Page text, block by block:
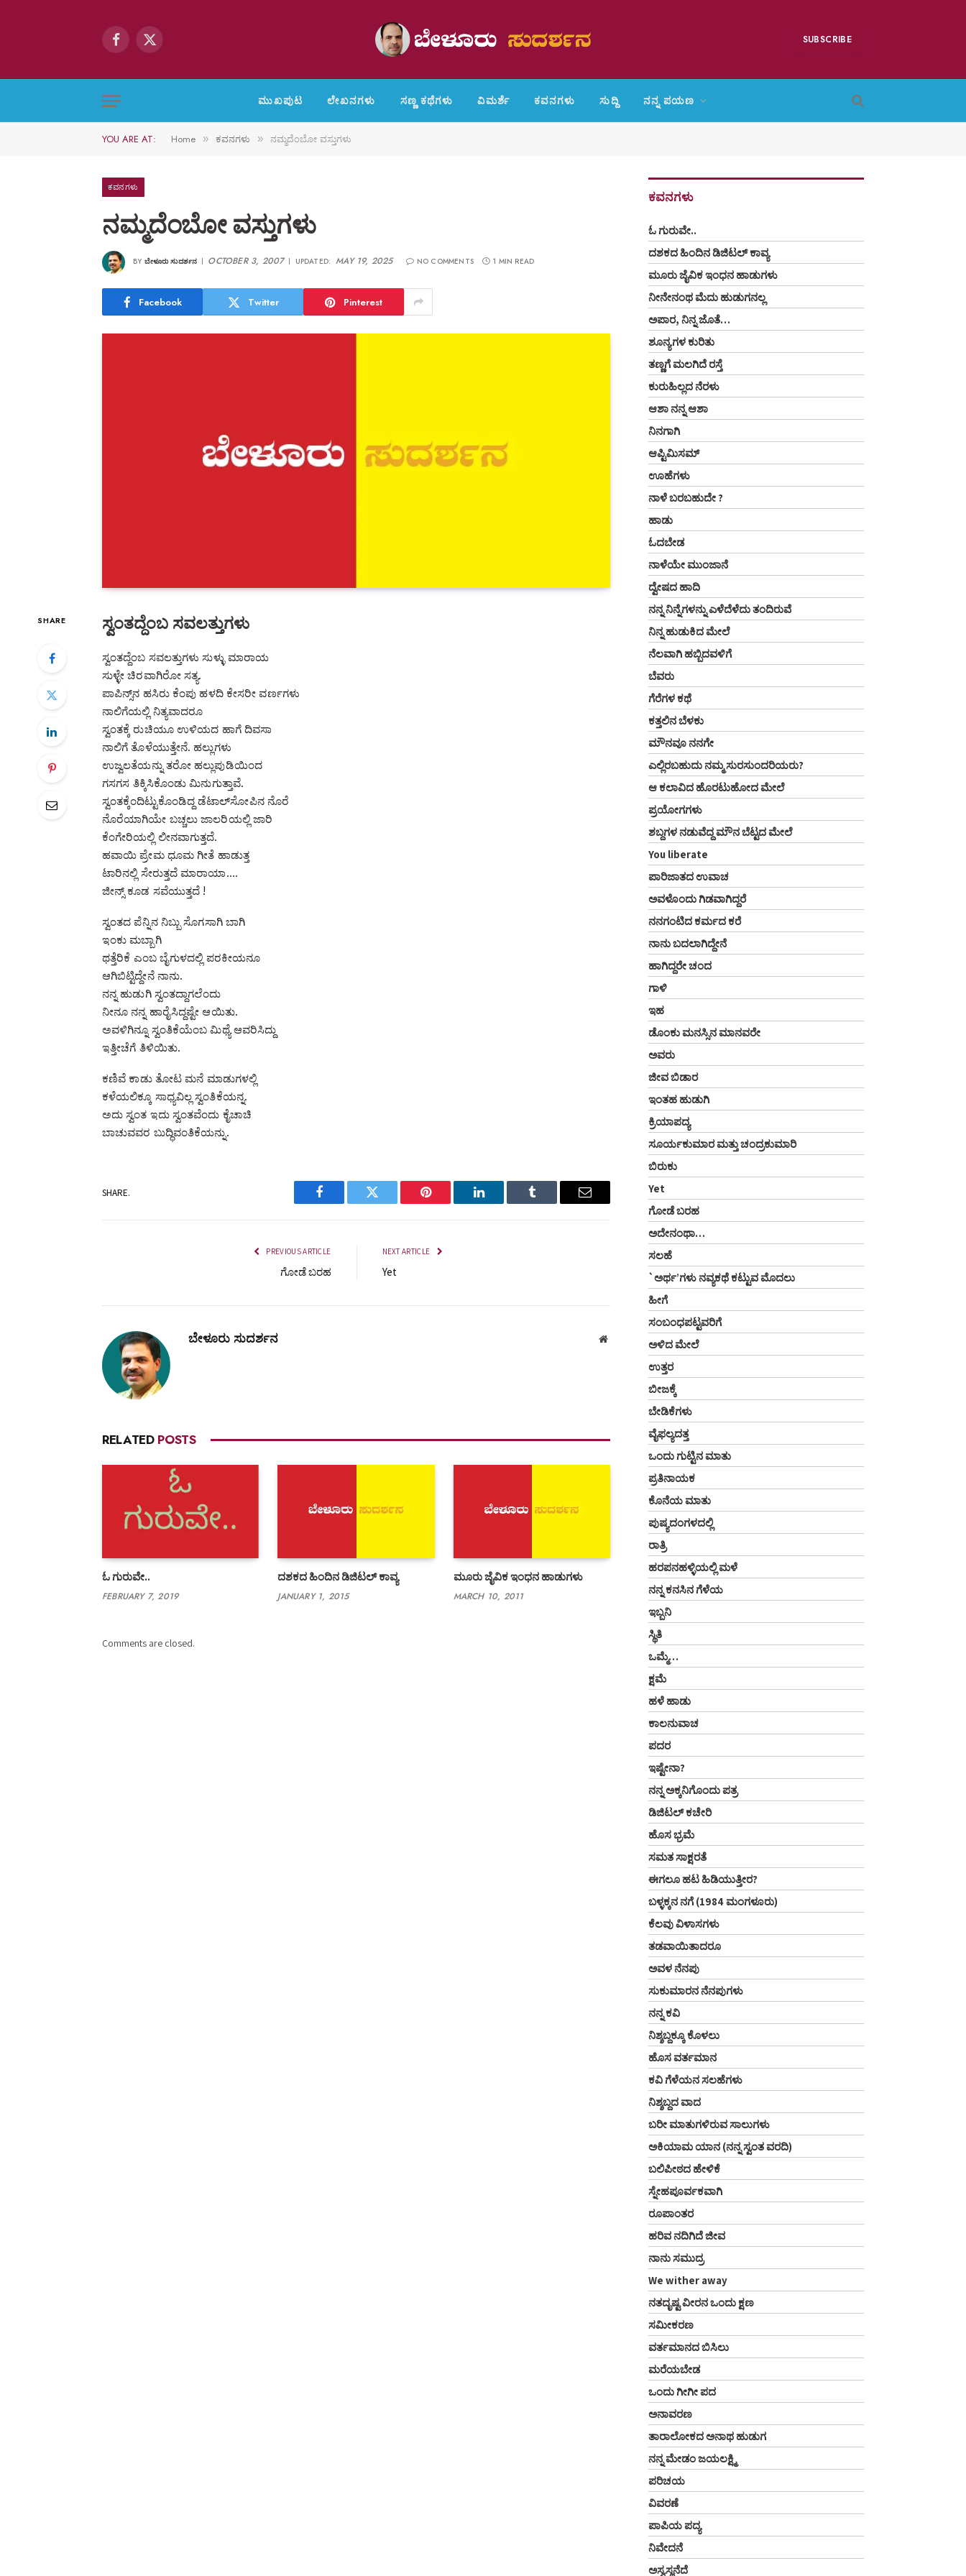
Facebook
X
SUBSCRIBE
ಮುಖಪುಟ ಲೇಖನಗಳು ಸಣ್ಣ ಕಥೆಗಳು ವಿಮರ್ಶೆ ಕವನಗಳು ಸುದ್ದಿ ನನ್ನ ಪಯಣ
YOU ARE AT: Home » ಕವನಗಳು » ನಮ್ಮದೆಂಬೋ ವಸ್ತುಗಳು
ಕವನಗಳು
ನಮ್ಮದೆಂಬೋ ವಸ್ತುಗಳು
BY ಬೇಳೂರು ಸುದರ್ಶನ OCTOBER 3, 2007 UPDATED: MAY 19, 2025 NO COMMENTS 1 MIN READ
Facebook Twitter Pinterest
SHARE ಸ್ವಂತದ್ದೆಂಬ ಸವಲತ್ತುಗಳು
ಸ್ವಂತದ್ದೆಂಬ ಸವಲತ್ತುಗಳು ಸುಳ್ಳು ಮಾರಾಯ
ಸುಳ್ಳೇ ಚಿರವಾಗಿರೋ ಸತ್ಯ.
ಪಾಪಿನ್ಸ್‌ನ ಹಸಿರು ಕೆಂಪು ಹಳದಿ ಕೇಸರೀ ವರ್ಣಗಳು
ನಾಲಿಗೆಯಲ್ಲಿ ನಿತ್ಯವಾದರೂ
ಸ್ವಂತಕ್ಕೆ ರುಚಿಯೂ ಉಳಿಯದ ಹಾಗೆ ದಿವಸಾ
ನಾಲಿಗೆ ತೊಳೆಯುತ್ತೇನೆ. ಹಲ್ಲುಗಳು
ಉಜ್ವಲತೆಯನ್ನು ತರೋ ಹಲ್ಲುಪುಡಿಯಿಂದ
ಗಸಗಸ ತಿಕ್ಕಿಸಿಕೊಂಡು ಮಿನುಗುತ್ತಾವೆ.
ಸ್ವಂತಕ್ಕೆಂದಿಟ್ಟುಕೊಂಡಿದ್ದ ಡೆಟಾಲ್‌ಸೋಪಿನ ನೊರೆ
ನೊರೆಯಾಗಿಯೇ ಬಚ್ಚಲು ಜಾಲರಿಯಲ್ಲಿ ಜಾರಿ
ಕೆಂಗೇರಿಯಲ್ಲಿ ಲೀನವಾಗುತ್ತದೆ.
ಹವಾಯಿ ಪ್ರೇಮ ಧೂಮ ಗೀತೆ ಹಾಡುತ್ತ
ಟಾರಿನಲ್ಲಿ ಸೇರುತ್ತದೆ ಮಾರಾಯಾ….
ಜೀನ್ಸ್ ಕೂಡ ಸವೆಯುತ್ತದೆ !
ಸ್ವಂತದ ಪೆನ್ನಿನ ನಿಬ್ಬು ಸೊಗಸಾಗಿ ಬಾಗಿ
ಇಂಕು ಮಬ್ಬಾಗಿ
ಥತ್ತೆರಿಕೆ ಎಂಬ ಬೈಗುಳದಲ್ಲಿ ಪರಕೀಯನೂ
ಆಗಿಬಿಟ್ಟಿದ್ದೇನೆ ನಾನು.
ನನ್ನ ಹುಡುಗಿ ಸ್ವಂತದ್ದಾಗಲೆಂದು
ನೀನೂ ನನ್ನ ಹಾರೈಸಿದ್ದಷ್ಟೇ ಆಯಿತು.
ಅವಳಿಗಿನ್ನೂ ಸ್ವಂತಿಕೆಯೆಂಬ ಮಿಥ್ಯೆ ಆವರಿಸಿದ್ದು
ಇತ್ತೀಚೆಗೆ ತಿಳಿಯಿತು.
ಕಣಿವೆ ಕಾಡು ತೋಟ ಮನೆ ಮಾಡುಗಳಲ್ಲಿ
ಕಳೆಯಲಿಕ್ಕೂ ಸಾಧ್ಯವಿಲ್ಲ ಸ್ವಂತಿಕೆಯನ್ನ.
ಅದು ಸ್ವಂತ ಇದು ಸ್ವಂತವೆಂದು ಕೈಚಾಚಿ
ಬಾಚುವವರ ಬುದ್ಧಿವಂತಿಕೆಯನ್ನು.
SHARE.
Facebook Twitter Pinterest LinkedIn Tumblr Email
PREVIOUS ARTICLE
ಗೋಡೆ ಬರಹ
NEXT ARTICLE
Yet
ಬೇಳೂರು ಸುದರ್ಶನ Website
RELATED POSTS
ಓ ಗುರುವೇ..
FEBRUARY 7, 2019
ದಶಕದ ಹಿಂದಿನ ಡಿಜಿಟಲ್ ಕಾವ್ಯ
JANUARY 1, 2015
ಮೂರು ಜೈವಿಕ ಇಂಧನ ಹಾಡುಗಳು
MARCH 10, 2011
Comments are closed.
ಕವನಗಳು
ಓ ಗುರುವೇ..
ದಶಕದ ಹಿಂದಿನ ಡಿಜಿಟಲ್ ಕಾವ್ಯ
ಮೂರು ಜೈವಿಕ ಇಂಧನ ಹಾಡುಗಳು
ನೀನೇನಂಥ ಮೆದು ಹುಡುಗನಲ್ಲ
ಅಪಾರ, ನಿನ್ನ ಜೊತೆ…
ಶೂನ್ಯಗಳ ಕುರಿತು
ತಣ್ಣಗೆ ಮಲಗಿದೆ ರಸ್ತೆ
ಕುರುಹಿಲ್ಲದ ನೆರಳು
ಆಶಾ ನನ್ನ ಆಶಾ
ನಿನಗಾಗಿ
ಆಪ್ಟಿಮಿಸಮ್
ಊಹೆಗಳು
ನಾಳೆ ಬರಬಹುದೇ ?
ಹಾಡು
ಓದಬೇಡ
ನಾಳೆಯೇ ಮುಂಜಾನೆ
ದ್ವೇಷದ ಹಾದಿ
ನನ್ನ ನಿನ್ನೆಗಳನ್ನು ಎಳೆದೆಳೆದು ತಂದಿರುವೆ
ನಿನ್ನ ಹುಡುಕಿದ ಮೇಲೆ
ನೆಲವಾಗಿ ಹಬ್ಬಿದವಳಿಗೆ
ಬೆವರು
ಗೆರೆಗಳ ಕಥೆ
ಕತ್ತಲಿನ ಬೆಳಕು
ಮೌನವೂ ನನಗೇ
ಎಲ್ಲಿರಬಹುದು ನಮ್ಮ ಸುರಸುಂದರಿಯರು?
ಆ ಕಲಾವಿದ ಹೊರಟುಹೋದ ಮೇಲೆ
ಪ್ರಯೋಗಗಳು
ಶಬ್ದಗಳ ನಡುವೆದ್ದ ಮೌನ ಬೆಟ್ಟದ ಮೇಲೆ
You liberate
ಪಾರಿಜಾತದ ಉವಾಚ
ಅವಳೊಂದು ಗಿಡವಾಗಿದ್ದರೆ
ನನಗಂಟಿದ ಕರ್ಮದ ಕರೆ
ನಾನು ಬದಲಾಗಿದ್ದೇನೆ
ಹಾಗಿದ್ದರೇ ಚಂದ
ಗಾಳಿ
ಇಹ
ಡೊಂಕು ಮನಸ್ಸಿನ ಮಾನವರೇ
ಅವರು
ಜೀವ ಬಿಡಾರ
ಇಂತಹ ಹುಡುಗಿ
ಕ್ರಿಯಾಪದ್ಯ
ಸೂರ್ಯಕುಮಾರ ಮತ್ತು ಚಂದ್ರಕುಮಾರಿ
ಬಿರುಕು
Yet
ಗೋಡೆ ಬರಹ
ಅದೇನಂಥಾ…
ಸಲಹೆ
`ಅರ್ಥ’ಗಳು ನವ್ಯಕಥೆ ಕಟ್ಟುವ ಮೊದಲು
ಹೀಗೆ
ಸಂಬಂಧಪಟ್ಟವರಿಗೆ
ಅಳಿದ ಮೇಲೆ
ಉತ್ತರ
ಬೀಜಕ್ಕೆ
ಬೇಡಿಕೆಗಳು
ವೈಫಲ್ಯದತ್ತ
ಒಂದು ಗುಟ್ಟಿನ ಮಾತು
ಪ್ರತಿನಾಯಕ
ಕೊನೆಯ ಮಾತು
ಪುಷ್ಯದಂಗಳದಲ್ಲಿ
ರಾತ್ರಿ
ಹರಪನಹಳ್ಳಿಯಲ್ಲಿ ಮಳೆ
ನನ್ನ ಕನಸಿನ ಗೆಳೆಯ
ಇಬ್ಬನಿ
ಸ್ಥಿತಿ
ಒಮ್ಮೆ…
ಕ್ಷಮೆ
ಹಳೆ ಹಾಡು
ಕಾಲನುವಾಚ
ಪದರ
ಇಷ್ಟೇನಾ?
ನನ್ನ ಅಕ್ಕನಿಗೊಂದು ಪತ್ರ
ಡಿಜಿಟಲ್‌ ಕಚೇರಿ
ಹೊಸ ಭ್ರಮೆ
ಸಮತ ಸಾಕ್ಷರತೆ
ಈಗಲೂ ಹಟ ಹಿಡಿಯುತ್ತೀರ?
ಬಳ್ಳಕ್ಕನ ನಗೆ (1984 ಮಂಗಳೂರು)
ಕೆಲವು ವಿಳಾಸಗಳು
ತಡವಾಯಿತಾದರೂ
ಅವಳ ನೆನಪು
ಸುಕುಮಾರನ ನೆನಪುಗಳು
ನನ್ನ ಕವಿ
ನಿಶ್ಶಬ್ದಕ್ಕೂ ಕೊಳಲು
ಹೊಸ ವರ್ತಮಾನ
ಕವಿ ಗೆಳೆಯನ ಸಲಹೆಗಳು
ನಿಶ್ಶಬ್ದದ ವಾದ
ಬರೀ ಮಾತುಗಳಿರುವ ಸಾಲುಗಳು
ಅಕಿಯಾಮ ಯಾನ (ನನ್ನ ಸ್ವಂತ ವರದಿ)
ಬಲಿಪೀಠದ ಹೇಳಿಕೆ
ಸ್ನೇಹಪೂರ್ವಕವಾಗಿ
ರೂಪಾಂತರ
ಹರಿವ ನದಿಗಿದೆ ಜೀವ
ನಾನು ಸಮುದ್ರ
We wither away
ನತದೃಷ್ಟ ವೀರನ ಒಂದು ಕ್ಷಣ
ಸಮೀಕರಣ
ವರ್ತಮಾನದ ಬಿಸಿಲು
ಮರೆಯಬೇಡ
ಒಂದು ಗೀಗೀ ಪದ
ಅನಾವರಣ
ತಾರಾಲೋಕದ ಅನಾಥ ಹುಡುಗ
ನನ್ನ ಮೇಡಂ ಜಯಲಕ್ಷ್ಮಿ
ಪರಿಚಯ
ವಿವರಣೆ
ಪಾಪಿಯ ಪದ್ಯ
ನಿವೇದನೆ
ಅಸ್ವಸ್ಥನೆದೆ